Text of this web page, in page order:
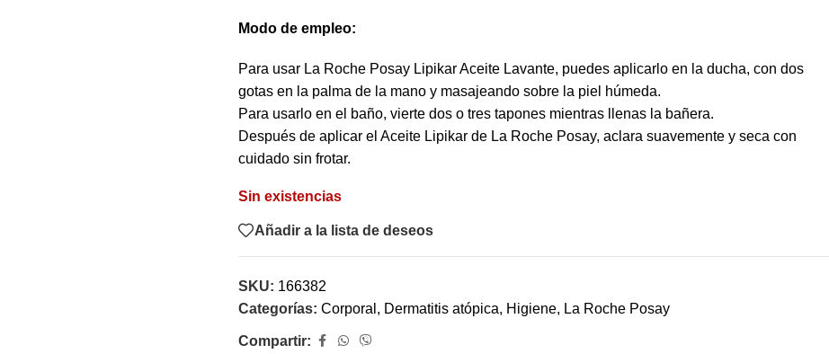
Modo de empleo:
Para usar La Roche Posay Lipikar Aceite Lavante, puedes aplicarlo en la ducha, con dos
gotas en la palma de la mano y masajeando sobre la piel húmeda.
Para usarlo en el baño, vierte dos o tres tapones mientras llenas la bañera.
Después de aplicar el Aceite Lipikar de La Roche Posay, aclara suavemente y seca con
cuidado sin frotar.
Sin existencias
Añadir a la lista de deseos
SKU: 166382
Categorías: Corporal , Dermatitis atópica, Higiene, La Roche Posay
Compartir: